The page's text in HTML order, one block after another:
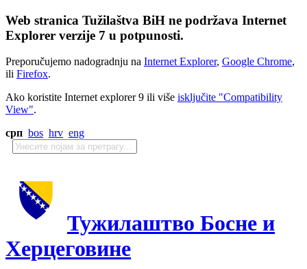
Web stranica Tužilaštva BiH ne podržava Internet
Explorer verzije 7 u potpunosti.
Preporučujemo nadogradnju na Internet Explorer, Google Chrome,
ili Firefox.
Ako koristite Internet explorer 9 ili više isključite "Compatibility
View".
срп bos hrv eng
Тужилаштво Босне и
Херцеговине